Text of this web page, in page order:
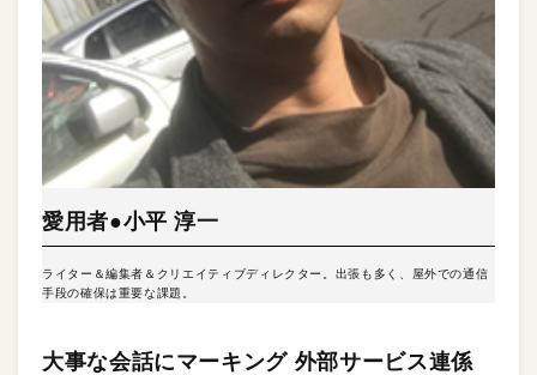
愛用者●小平 淳一
ライター＆編集者＆クリエイティブディレクター。出張も多く、屋外での通信
手段の確保は重要な課題。
大事な会話にマーキング 外部サービス連係